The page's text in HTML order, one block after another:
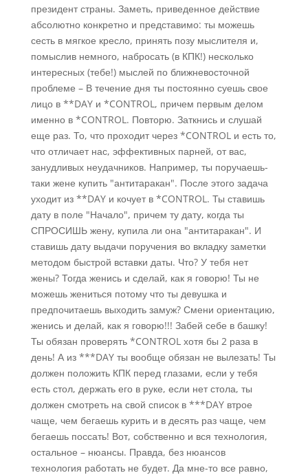
президент страны. Заметь, приведенное действие
абсолютно конкретно и представимо: ты можешь
сесть в мягкое кресло, принять позу мыслителя и,
помыслив немного, набросать (в КПК!) несколько
интересных (тебе!) мыслей по ближневосточной
проблеме – В течение дня ты постоянно суешь свое
лицо в **DAY и *CONTROL, причем первым делом
именно в *CONTROL. Повторю. Заткнись и слушай
еще раз. То, что проходит через *CONTROL и есть то,
что отличает нас, эффективных парней, от вас,
занудливых неудачников. Например, ты поручаешь-
таки жене купить "антитаракан". После этого задача
уходит из **DAY и кочует в *CONTROL. Ты ставишь
дату в поле "Начало", причем ту дату, когда ты
СПРОСИШЬ жену, купила ли она "антитаракан". И
ставишь дату выдачи поручения во вкладку заметки
методом быстрой вставки даты. Что? У тебя нет
жены? Тогда женись и сделай, как я говорю! Ты не
можешь жениться потому что ты девушка и
предпочитаешь выходить замуж? Смени ориентацию,
женись и делай, как я говорю!!! Забей себе в башку!
Ты обязан проверять *CONTROL хотя бы 2 раза в
день! А из ***DAY ты вообще обязан не вылезать! Ты
должен положить КПК перед глазами, если у тебя
есть стол, держать его в руке, если нет стола, ты
должен смотреть на свой список в ***DAY втрое
чаще, чем бегаешь курить и в десять раз чаще, чем
бегаешь поссать! Вот, собственно и вся технология,
остальное – нюансы. Правда, без нюансов
технология работать не будет. Да мне-то все равно,